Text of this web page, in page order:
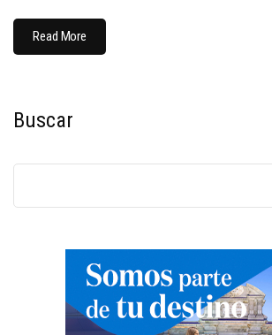
Read More
Buscar